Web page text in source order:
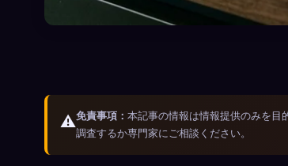
⚠️免責事項： 本記事の情報は情報提供のみを目
調査するか専門家にご相談ください。